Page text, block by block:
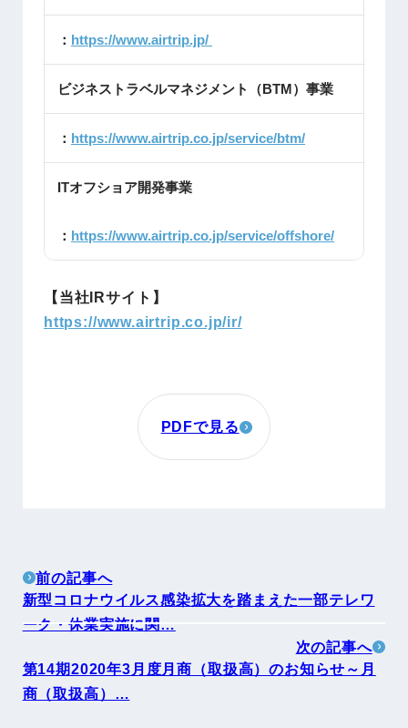
： https://www.airtrip.jp/
ビジネストラベルマネジメント（BTM）事業
： https://www.airtrip.co.jp/service/btm/
ITオフショア開発事業
： https://www.airtrip.co.jp/service/offshore/
【当社IRサイト】
https://www.airtrip.co.jp/ir/
PDFで見る
前の記事へ
新型コロナウイルス感染拡大を踏まえた一部テレワ
ーク・休業実施に関…
次の記事へ
第14期2020年3月度月商（取扱高）のお知らせ～月
商（取扱高）…